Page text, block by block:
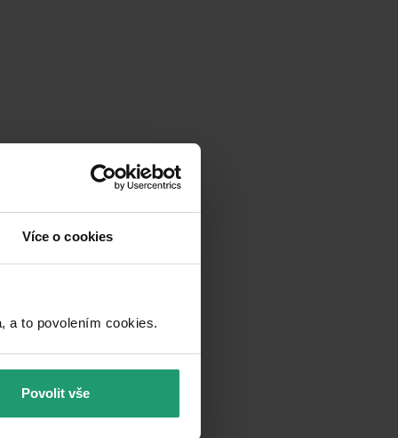
Více o cookies
a to povolením cookies.​
Povolit vše